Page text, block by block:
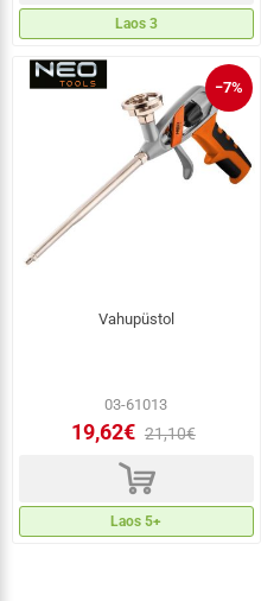
Laos 3
−7%
Vahupüstol
03-61013
19,62€ 21,10€
d
Laos 5+